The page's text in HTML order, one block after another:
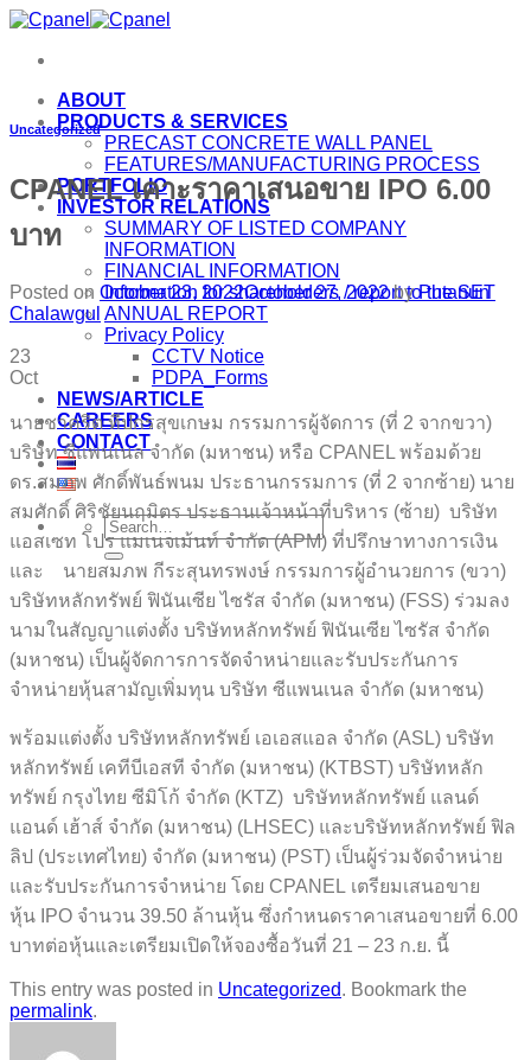
Skip
content
ABOUT
PRODUCTS & SERVICES
PRECAST CONCRETE WALL PANEL
FEATURES/MANUFACTURING PROCESS
PORTFOLIO
INVESTOR RELATIONS
SUMMARY OF LISTED COMPANY
INFORMATION
FINANCIAL INFORMATION
Information for shareholders / report to the SET
ANNUAL REPORT
Privacy Policy
CCTV Notice
PDPA_Forms
NEWS/ARTICLE
CAREERS
CONTACT
Uncategorized
CPANEL เคาะราคาเสนอขาย IPO 6.00
บาท
Posted on October 23, 2022October 27, 2022 byPutanun
Chalawgul
23
Oct
นายชาคริต ทีปกรสุขเกษม กรรมการผู้จัดการ (ที่ 2 จากขวา)
บริษัท ซีแพนเนล จำกัด (มหาชน) หรือ CPANEL พร้อมด้วย
ดร.สมภพ ศักดิ์พันธ์พนม ประธานกรรมการ (ที่ 2 จากซ้าย) นาย
สมศักดิ์ ศิริชัยนฤมิตร ประธานเจ้าหน้าที่บริหาร (ซ้าย) บริษัท
แอสเซท โปร แมเนจเม้นท์ จำกัด (APM) ที่ปรึกษาทางการเงิน
และ นายสมภพ กีระสุนทรพงษ์ กรรมการผู้อำนวยการ (ขวา)
บริษัทหลักทรัพย์ ฟินันเซีย ไซรัส จำกัด (มหาชน) (FSS) ร่วมลง
นามในสัญญาแต่งตั้ง บริษัทหลักทรัพย์ ฟินันเซีย ไซรัส จำกัด
(มหาชน) เป็นผู้จัดการการจัดจำหน่ายและรับประกันการ
จำหน่ายหุ้นสามัญเพิ่มทุน บริษัท ซีแพนเนล จำกัด (มหาชน)
พร้อมแต่งตั้ง บริษัทหลักทรัพย์ เอเอสแอล จำกัด (ASL) บริษัท
หลักทรัพย์ เคทีบีเอสที จำกัด (มหาชน) (KTBST) บริษัทหลัก
ทรัพย์ กรุงไทย ซีมิโก้ จำกัด (KTZ) บริษัทหลักทรัพย์ แลนด์
แอนด์ เฮ้าส์ จำกัด (มหาชน) (LHSEC) และบริษัทหลักทรัพย์ ฟิล
ลิป (ประเทศไทย) จำกัด (มหาชน) (PST) เป็นผู้ร่วมจัดจำหน่าย
และรับประกันการจำหน่าย โดย CPANEL เตรียมเสนอขาย
หุ้น IPO จำนวน 39.50 ล้านหุ้น ซึ่งกำหนดราคาเสนอขายที่ 6.00
บาทต่อหุ้นและเตรียมเปิดให้จองซื้อวันที่ 21 – 23 ก.ย. นี้
This entry was posted in Uncategorized. Bookmark the
permalink.